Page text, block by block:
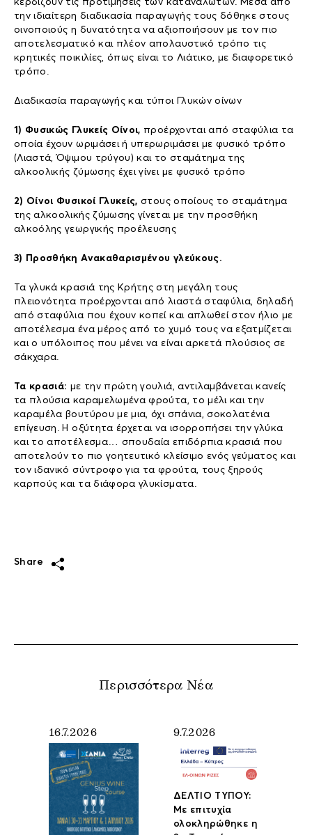
την ιδιαίτερη διαδικασία παραγωγής τους δόθηκε στους
οινοποιούς η δυνατότητα να αξιοποιήσουν με τον πιο
αποτελεσματικό και πλέον απολαυστικό τρόπο τις
κρητικές ποικιλίες, όπως είναι το Λιάτικο, με διαφορετικό
τρόπο.
Διαδικασία παραγωγής και τύποι Γλυκών οίνων
1) Φυσικώς Γλυκείς Οίνοι, προέρχονται από σταφύλια τα
οποία έχουν ωριμάσει ή υπερωριμάσει με φυσικό τρόπο
(Λιαστά, Όψιμου τρύγου) και το σταμάτημα της
αλκοολικής ζύμωσης έχει γίνει με φυσικό τρόπο
2) Οίνοι Φυσικοί Γλυκείς, στους οποίους το σταμάτημα
της αλκοολικής ζύμωσης γίνεται με την προσθήκη
αλκοόλης γεωργικής προέλευσης
3) Προσθήκη Ανακαθαρισμένου γλεύκους.
Τα γλυκά κρασιά της Κρήτης στη μεγάλη τους
πλειονότητα προέρχονται από λιαστά σταφύλια, δηλαδή
από σταφύλια που έχουν κοπεί και απλωθεί στον ήλιο με
αποτέλεσμα ένα μέρος από το χυμό τους να εξατμίζεται
και ο υπόλοιπος που μένει να είναι αρκετά πλούσιος σε
σάκχαρα.
Τα κρασιά: με την πρώτη γουλιά, αντιλαμβάνεται κανείς
τα πλούσια καραμελωμένα φρούτα, το μέλι και την
καραμέλα βουτύρου με μια, όχι σπάνια, σοκολατένια
επίγευση. Η οξύτητα έρχεται να ισορροπήσει την γλύκα
και το αποτέλεσμα… σπουδαία επιδόρπια κρασιά που
αποτελούν το πιο γοητευτικό κλείσιμο ενός γεύματος και
τον ιδανικό σύντροφο για τα φρούτα, τους ξηρούς
καρπούς και τα διάφορα γλυκίσματα.
Share
Περισσότερα Νέα
16.7.2026 9.7.2026
ΔΕΛΤΙΟ ΤΥΠΟΥ:
Με επιτυχία
ολοκληρώθηκε η